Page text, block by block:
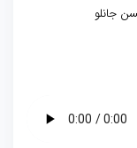
جانلو